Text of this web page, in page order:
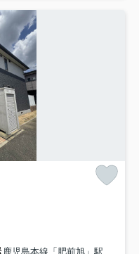
鹿児島本線「肥前旭」駅 徒歩48分